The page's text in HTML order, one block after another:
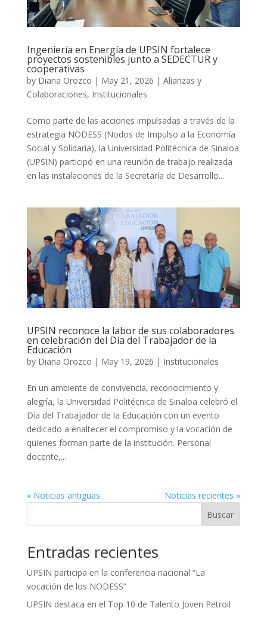
Ingeniería en Energía de UPSIN fortalece
proyectos sostenibles junto a SEDECTUR y
cooperativas
by Diana Orozco | May 21, 2026 | Alianzas y
Colaboraciones, Institucionales
Como parte de las acciones impulsadas a través de la
estrategia NODESS (Nodos de Impulso a la Economía
Social y Solidaria), la Universidad Politécnica de Sinaloa
(UPSIN) participó en una reunión de trabajo realizada
en las instalaciones de la Secretaría de Desarrollo...
UPSIN reconoce la labor de sus colaboradores
en celebración del Día del Trabajador de la
Educación
by Diana Orozco | May 19, 2026 | Institucionales
En un ambiente de convivencia, reconocimiento y
alegría, la Universidad Politécnica de Sinaloa celebró el
Día del Trabajador de la Educación con un evento
dedicado a enaltecer el compromiso y la vocación de
quienes forman parte de la institución. Personal
docente,...
« Noticias antiguas
Noticias recientes »
Buscar
Entradas recientes
UPSIN participa en la conferencia nacional “La
vocación de los NODESS”
UPSIN destaca en el Top 10 de Talento Joven Petroil